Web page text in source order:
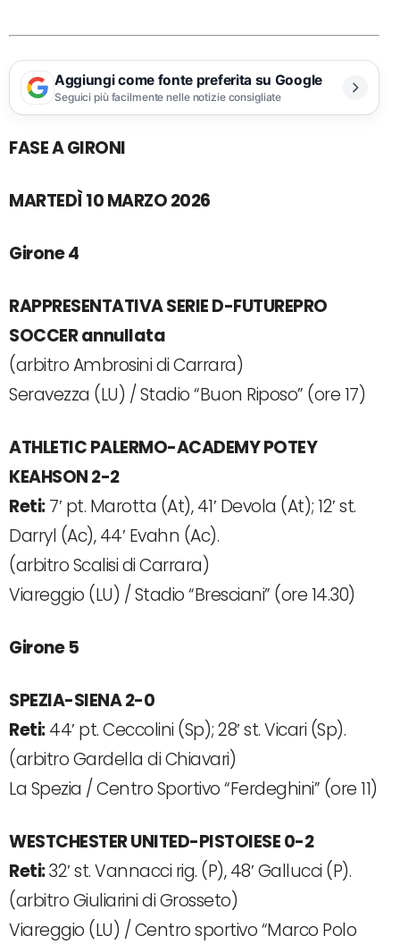
Aggiungi come fonte preferita su Google
Seguici più facilmente nelle notizie consigliate
FASE A GIRONI
MARTEDÌ 10 MARZO 2026
Girone 4
RAPPRESENTATIVA SERIE D-FUTUREPRO
SOCCER annullata
(arbitro Ambrosini di Carrara)
Seravezza (LU) / Stadio “Buon Riposo” (ore 17)
ATHLETIC PALERMO-ACADEMY POTEY
KEAHSON 2-2
Reti:7′ pt. Marotta (At), 41′ Devola (At); 12′ st.
Darryl (Ac), 44′ Evahn (Ac).
(arbitro Scalisi di Carrara)
Viareggio (LU) / Stadio “Bresciani” (ore 14.30)
Girone 5
SPEZIA-SIENA 2-0
Reti:44′ pt. Ceccolini (Sp); 28′ st. Vicari (Sp).
(arbitro Gardella di Chiavari)
La Spezia / Centro Sportivo “Ferdeghini” (ore 11)
WESTCHESTER UNITED-PISTOIESE 0-2
Reti:32′ st. Vannacci rig. (P), 48′ Gallucci (P).
(arbitro Giuliarini di Grosseto)
Viareggio (LU) / Centro sportivo “Marco Polo